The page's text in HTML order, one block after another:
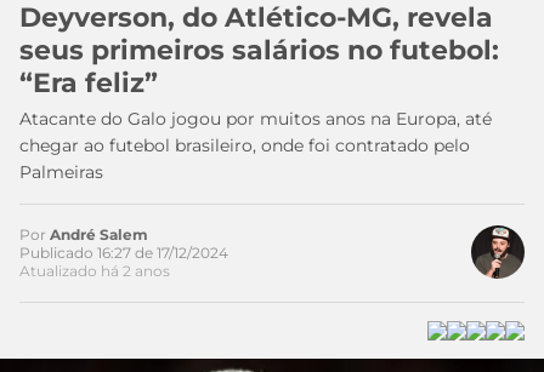
DE
APOSTA
MELHORES
SITES
DE
APOSTAS
2026
COPA
DO
MUNDO
TIMES
MEU
TIME
CAMPEONATOS
Deyverson, do Atlético-MG, revela
seus primeiros salários no futebol:
“Era feliz”
Atacante do Galo jogou por muitos anos na Europa, até
chegar ao futebol brasileiro, onde foi contratado pelo
Palmeiras
Acesse o perfil do autor
no Twitter
Por André Salem
Publicado 16:27 de 17/12/2024
Atualizado há 2 anos